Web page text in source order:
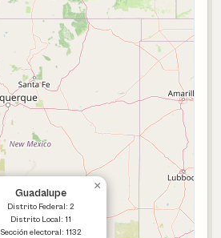
Guadalupe
Distrito Federal: 2
Distrito Local: 11
Sección electoral: 1132
×